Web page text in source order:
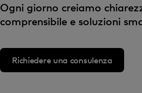
Ogni giorno creiamo
comprensibile e soluzioni
Richiedere una consulenza